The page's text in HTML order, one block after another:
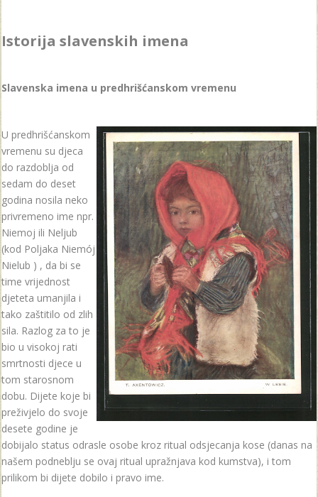
Istorija slavenskih imena
Slavenska imena u predhrišćanskom vremenu
U predhrišćanskom
vremenu su djeca
do razdoblja od
sedam do deset
godina nosila neko
privremeno ime npr.
Niemoj ili Neljub
(kod Poljaka Niemój
Nielub ) , da bi se
time vrijednost
djeteta umanjila i
tako zaštitilo od zlih
sila. Razlog za to je
bio u visokoj rati
smrtnosti djece u
tom starosnom
dobu. Dijete koje bi
preživjelo do svoje
desete godine je
dobijalo status odrasle osobe kroz ritual odsjecanja kose (danas na
našem podneblju se ovaj ritual upražnjava kod kumstva), i tom
prilikom bi dijete dobilo i pravo ime.